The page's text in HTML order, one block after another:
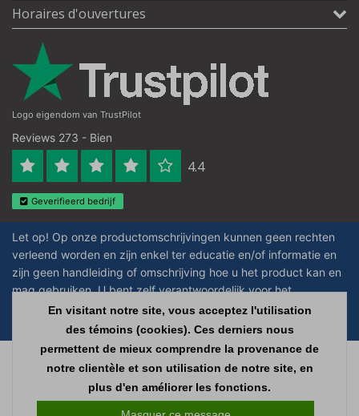
Horaires d'ouvertures
Logo eigendom van TrustPilot
Reviews 273 - Bien
4.4
Geverifieerd bedrijf
Let op! Op onze productomschrijvingen kunnen geen rechten
verleend worden en zijn enkel ter educatie en/of informatie en
zijn geen handleiding of omschrijving hoe u het product kan en
mag gebruiken. U bent zelf verantwoordelijk voor het
toepassen van eventuele nationale en internationale wetgeving
omtrent het gebruik van chemicaliën.
chers - All rights reserved - Theme byInStijl Media
Tous les prix sont hors
En visitant notre site, vous acceptez l'utilisation
des témoins (cookies). Ces derniers nous
permettent de mieux comprendre la provenance de
notre clientèle et son utilisation de notre site, en
plus d'en améliorer les fonctions.